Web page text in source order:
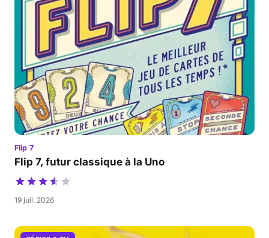
Flip 7
Flip 7, futur classique à la Uno
19 juil. 2026